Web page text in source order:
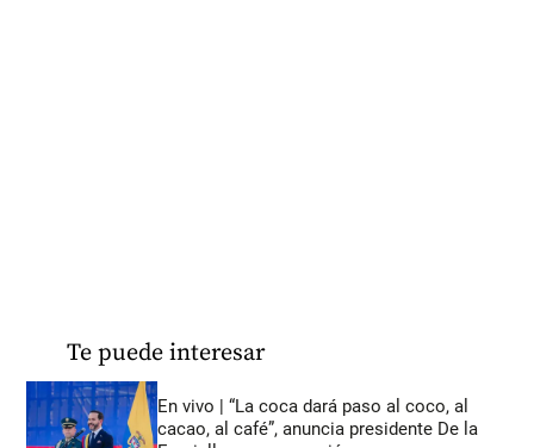
Te puede interesar
En vivo | “La coca dará paso al coco, al
cacao, al café”, anuncia presidente De la